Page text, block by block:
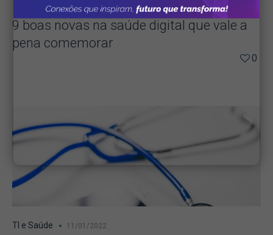
09/05/2022
9 boas novas na saúde digital que vale a
pena comemorar
0
TI e Saúde 11/01/2022